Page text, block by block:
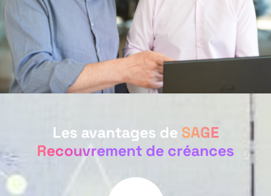
Les avantages de SAGE
Recouvrement de créances